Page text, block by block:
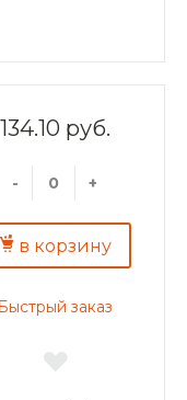
134.10 руб.
- +
в корзину
Быстрый заказ